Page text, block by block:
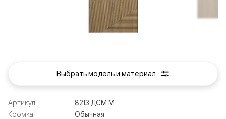
Артикул
8213 ДСМ.М
Кромка
Обычная
Выбрать модель и материал